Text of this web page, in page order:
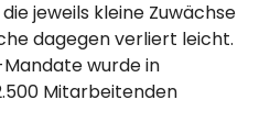
jeweils kleine Zuwächse
dagegen verliert leicht.
wurde in
Mitarbeitenden